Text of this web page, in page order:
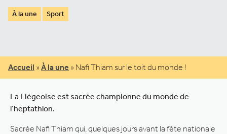
À la une Sport
Accueil » À la une » Nafi Thiam sur le toit du monde !
La Liégeoise est sacrée championne du monde de
l’heptathlon.
Sacrée Nafi Thiam qui, quelques jours avant la fête nationale